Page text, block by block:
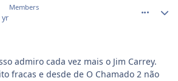
Members
yr
admiro cada vez mais o Jim Carrey.
fracas e desde de O Chamado 2 não